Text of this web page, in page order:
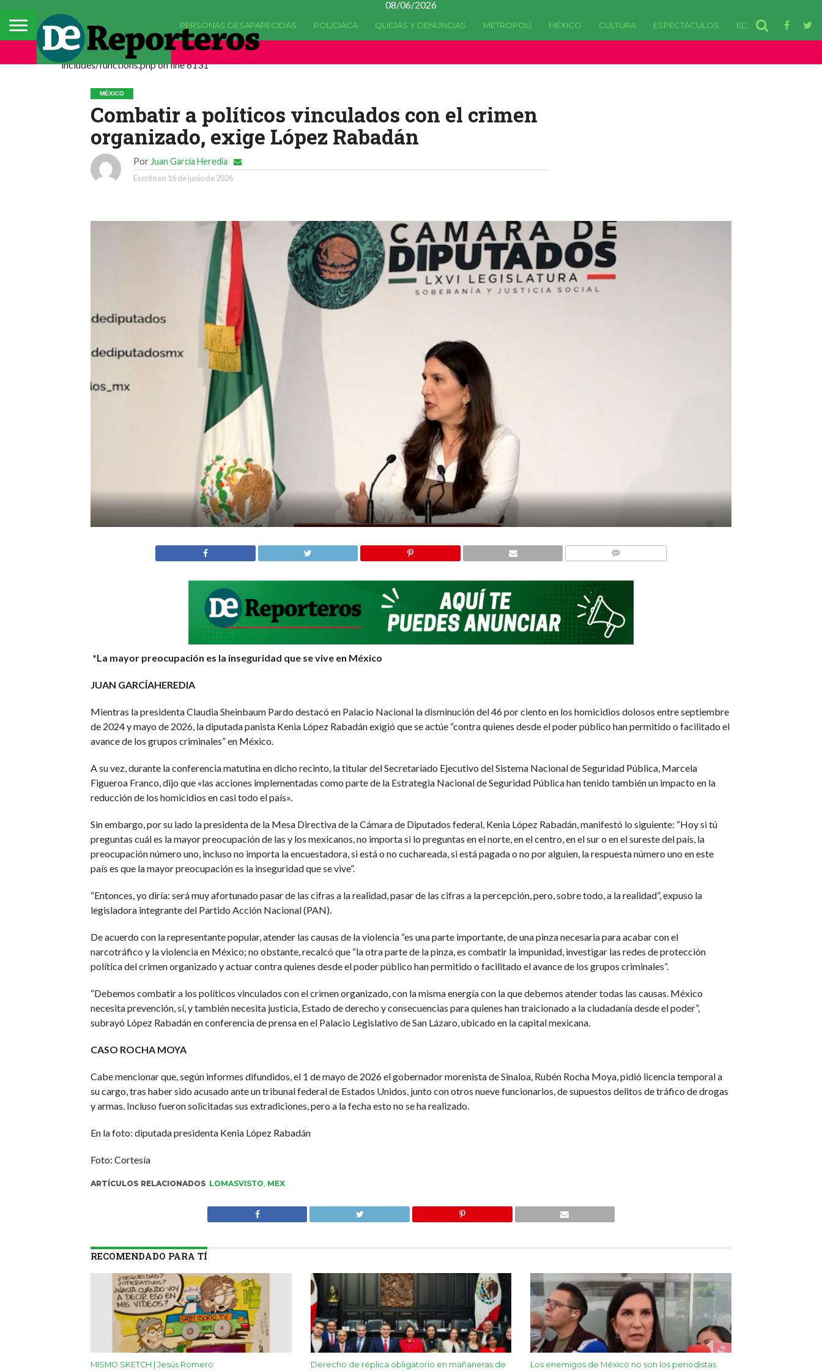
08/06/2026
PERSONAS DESAPARECIDAS POLICIACA QUEJAS Y DENUNCIAS METROPOLI MÉXICO CULTURA ESPECTÁCULOS EDOMEX
Deprecated: La función comments_popup_script ha quedado
includes/functions.php on line 6131
MÉXICO
Combatir a políticos vinculados con el crimen
organizado, exige López Rabadán
Por Juan García Heredia
Escrito en 16 de junio de 2026
*La mayor preocupación es la inseguridad que se vive en México
JUAN GARCÍAHEREDIA
Mientras la presidenta Claudia Sheinbaum Pardo destacó en Palacio Nacional la disminución del 46 por ciento en los homicidios dolosos entre septiembre
de 2024 y mayo de 2026, la diputada panista Kenia López Rabadán exigió que se actúe “contra quienes desde el poder público han permitido o facilitado el
avance de los grupos criminales” en México.
A su vez, durante la conferencia matutina en dicho recinto, la titular del Secretariado Ejecutivo del Sistema Nacional de Seguridad Pública, Marcela
Figueroa Franco, dijo que «las acciones implementadas como parte de la Estrategia Nacional de Seguridad Pública han tenido también un impacto en la
reducción de los homicidios en casi todo el país».
Sin embargo, por su lado la presidenta de la Mesa Directiva de la Cámara de Diputados federal, Kenia López Rabadán, manifestó lo siguiente: “Hoy si tú
preguntas cuál es la mayor preocupación de las y los mexicanos, no importa si lo preguntas en el norte, en el centro, en el sur o en el sureste del país, la
preocupación número uno, incluso no importa la encuestadora, si está o no cuchareada, si está pagada o no por alguien, la respuesta número uno en este
país es que la mayor preocupación es la inseguridad que se vive”.
“Entonces, yo diría: será muy afortunado pasar de las cifras a la realidad, pasar de las cifras a la percepción, pero, sobre todo, a la realidad”, expuso la
legisladora integrante del Partido Acción Nacional (PAN).
De acuerdo con la representante popular, atender las causas de la violencia “es una parte importante, de una pinza necesaria para acabar con el
narcotráfico y la violencia en México; no obstante, recalcó que “la otra parte de la pinza, es combatir la impunidad, investigar las redes de protección
política del crimen organizado y actuar contra quienes desde el poder público han permitido o facilitado el avance de los grupos criminales”.
“Debemos combatir a los políticos vinculados con el crimen organizado, con la misma energía con la que debemos atender todas las causas. México
necesita prevención, sí, y también necesita justicia, Estado de derecho y consecuencias para quienes han traicionado a la ciudadanía desde el poder”,
subrayó López Rabadán en conferencia de prensa en el Palacio Legislativo de San Lázaro, ubicado en la capital mexicana.
CASO ROCHA MOYA
Cabe mencionar que, según informes difundidos, el 1 de mayo de 2026 el gobernador morenista de Sinaloa, Rubén Rocha Moya, pidió licencia temporal a
su cargo, tras haber sido acusado ante un tribunal federal de Estados Unidos, junto con otros nueve funcionarios, de supuestos delitos de tráfico de drogas
y armas. Incluso fueron solicitadas sus extradiciones, pero a la fecha esto no se ha realizado.
En la foto: diputada presidenta Kenia López Rabadán
Foto: Cortesía
ARTÍCULOS RELACIONADOS LOMASVISTO MEX
RECOMENDADO PARA TÍ
MISMO SKETCH | Jesús Romero
Derecho de réplica obligatorio en mañaneras de
Los enemigos de México no son los periodistas